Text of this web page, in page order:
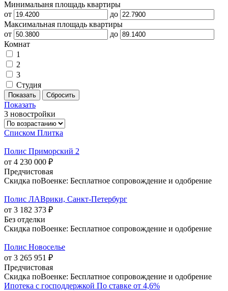
Минимальаня площадь квартиры
от
до
Максимальная площадь квартиры
от
до
Комнат
1
2
3
Студия
Показать
3 новостройки
Списком Плитка
Полис Приморский 2
от 4 230 000 ₽
Предчистовая
Скидка поВоенке: Бесплатное сопровождение и одобрение
Полис ЛАВрики, Санкт-Петербург
от 3 182 373 ₽
Без отделки
Скидка поВоенке: Бесплатное сопровождение и одобрение
Полис Новоселье
от 3 265 951 ₽
Предчистовая
Скидка поВоенке: Бесплатное сопровождение и одобрение
Ипотека с господдержкой По ставке от 4,6%